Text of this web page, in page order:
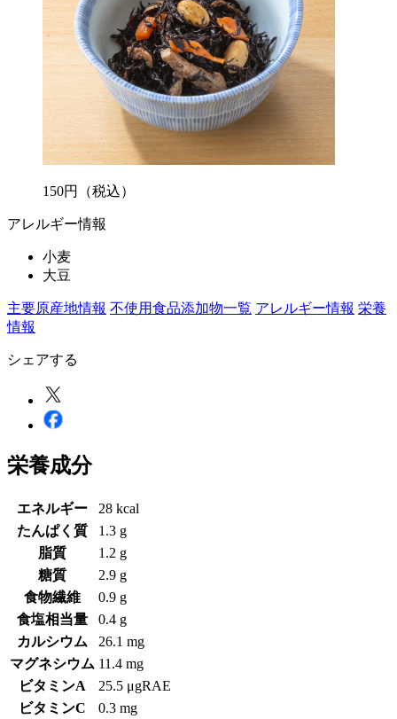
150円 （税込）
アレルギー情報
小麦
大豆
主要原産地情報 不使用食品添加物一覧 アレルギー情報 栄養
情報
シェアする
栄養成分
エネルギー
28 kcal
たんぱく質
1.3 g
脂質
1.2 g
糖質
2.9 g
食物繊維
0.9 g
食塩相当量
0.4 g
カルシウム
26.1 mg
マグネシウム 11.4 mg
ビタミンA
25.5 μgRAE
ビタミンC
0.3 mg